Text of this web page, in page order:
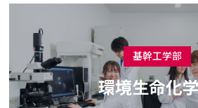
基幹工学部
環境生命化